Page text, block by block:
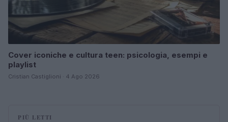
Cover iconiche e cultura teen: psicologia, esempi e
playlist
Cristian Castiglioni · 4 Ago 2026
PIÙ LETTI